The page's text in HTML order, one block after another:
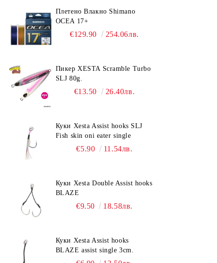
Плетено Влакно Shimano
OCEA 17+
€129.90 254.06лв.
Пикер XESTA Scramble Turbo
SLJ 80g.
€13.50 26.40лв.
Куки Xesta Assist hooks SLJ
Fish skin oni eater single
€5.90 11.54лв.
Куки Xesta Double Assist hooks
BLAZE
€9.50 18.58лв.
Куки Xesta Assist hooks
BLAZE assist single 3cm.